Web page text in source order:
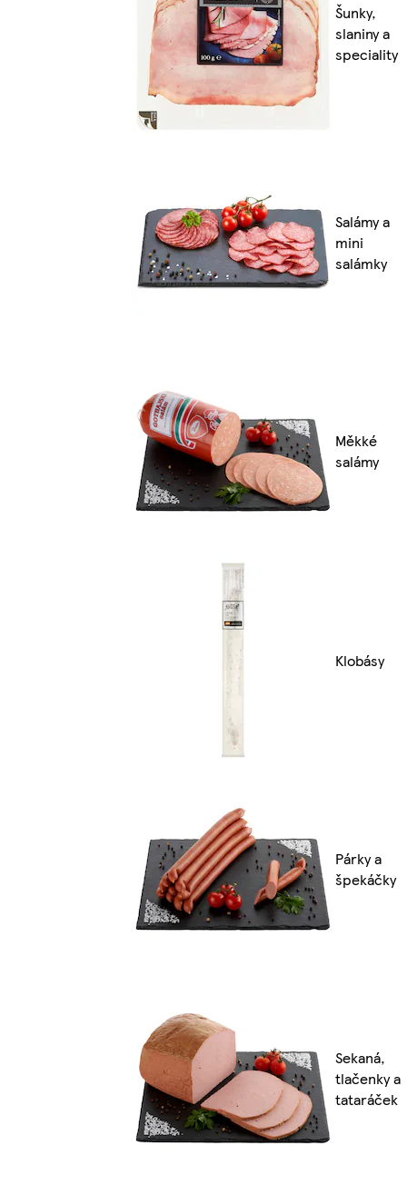
Šunky,
slaniny a
speciality
Salámy a
mini
salámky
Měkké
salámy
Klobásy
Párky a
špekáčky
Sekaná,
tlačenky a
tataráček